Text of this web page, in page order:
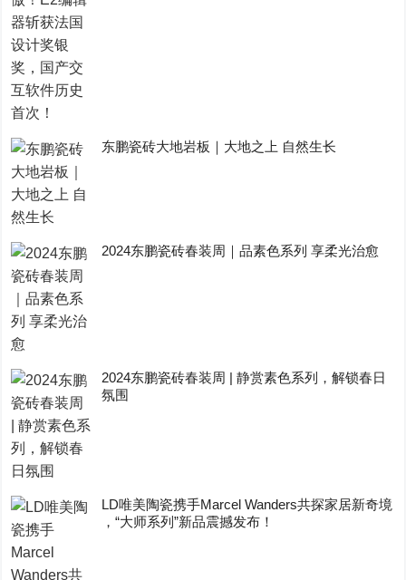
东鹏瓷砖大地岩板｜大地之上 自然生长
2024东鹏瓷砖春装周｜品素色系列 享柔光治愈
2024东鹏瓷砖春装周 | 静赏素色系列，解锁春日
氛围
LD唯美陶瓷携手Marcel Wanders共探家居新奇境
，“大师系列”新品震撼发布！